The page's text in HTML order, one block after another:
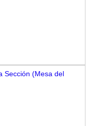
Sección (Mesa del